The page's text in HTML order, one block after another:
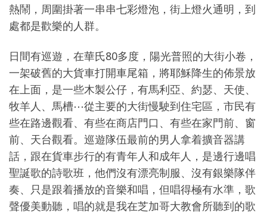
熱鬧，周圍掛著一串串七彩燈泡，街上燈火通明，到
處都是歡樂的人群。
日間有巡遊，在華氏80多度，陽光普照的大街小卷，
一架破舊的大貨車打開車尾箱，將耶穌降生的佈景放
在上面，是一些木製公仔，有馬利亞、約瑟、天使、
牧羊人、馬槽⋯從主要的大街慢駛到住宅區，市民有
些在路邊觀看、有些在商店門口、有些在家門前、窗
前、天台觀看。巡遊隊伍最前的男人拿着擴音器講
話，跟在貨車步行的有青年人和成年人，是邊行邊唱
聖誕歌的詩歌班，他們沒有漂亮制服、沒有銀樂隊伴
奏、只是跟着播放的音樂和唱，但唱得極有水準，歌
聲優美動聽，唱的就是我在芝加哥大教會所聽到的歌